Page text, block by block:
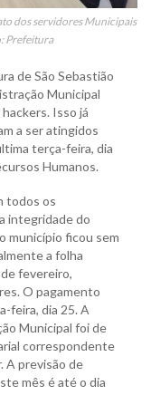
dos servidores Municipais
Prefeitura
de São Sebastião
Municipal
Isso já
a ser atingidos
terça-feira, dia
Humanos.
todos os
integridade do
município ficou sem
a folha
fevereiro,
O pagamento
feira, dia 25. A
Municipal foi de
correspondente
A previsão de
mês é até o dia